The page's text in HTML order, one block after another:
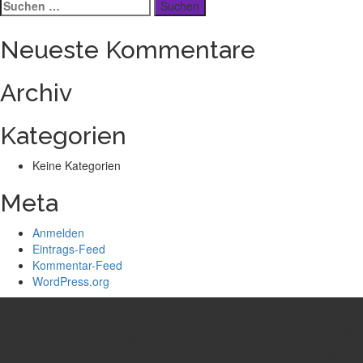
nach:
Neueste Kommentare
Archiv
Kategorien
Keine Kategorien
Meta
Anmelden
Eintrags-Feed
Kommentar-Feed
WordPress.org